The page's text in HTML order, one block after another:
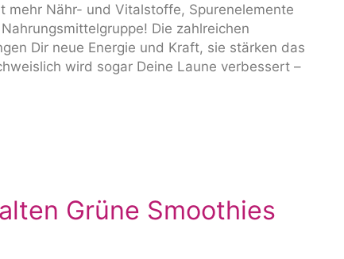
mehr Nähr- und Vitalstoffe, Spurenelemente
Die zahlreichen
Dir neue Energie und Kraft, sie stärken das
wird sogar Deine Laune verbessert –
Grüne Smoothies